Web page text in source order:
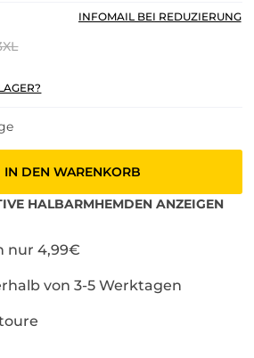
INFOMAIL BEI REDUZIERUNG
IN DEN WARENKORB
HALBARMHEMDEN ANZEIGEN
nur 4,99€
von 3-5 Werktagen